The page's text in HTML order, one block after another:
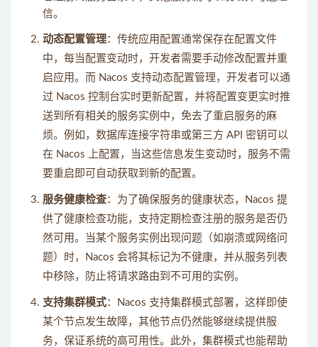
信。
动态配置管理：传统应用配置通常保存在配置文件
中，每当配置变动时，开发者需要手动修改配置并重
启应用。而 Nacos 支持动态配置管理，开发者可以通
过 Nacos 控制台实时更新配置，并将配置变更实时推
送到所有相关的服务实例中，免去了重启服务的麻
烦。例如，数据库连接字符串或第三方 API 密钥可以
在 Nacos 上配置，当这些信息发生变动时，服务不需
要重启即可自动获取到新的配置。
服务健康检查：为了确保服务的健康状态，Nacos 提
供了健康检查功能，支持定期检查注册的服务是否仍
然可用。当某个服务实例出现问题（如崩溃或网络问
题）时，Nacos 会将其标记为不健康，并从服务列表
中移除，防止将请求路由到不可用的实例。
支持集群模式：Nacos 支持集群模式部署，这样即使
某个节点发生故障，其他节点仍然能够继续提供服
务，保证系统的高可用性。此外，集群模式也能帮助